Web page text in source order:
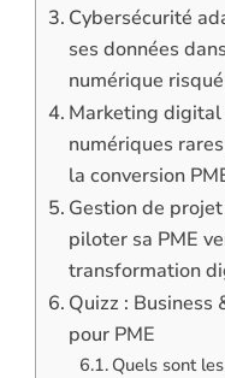
Cybersécurité
ses données
numérique risqué
Marketing
numériques
la conversion
Gestion de
piloter sa PME
transformation
Quizz : Business
pour PME
Quels sont